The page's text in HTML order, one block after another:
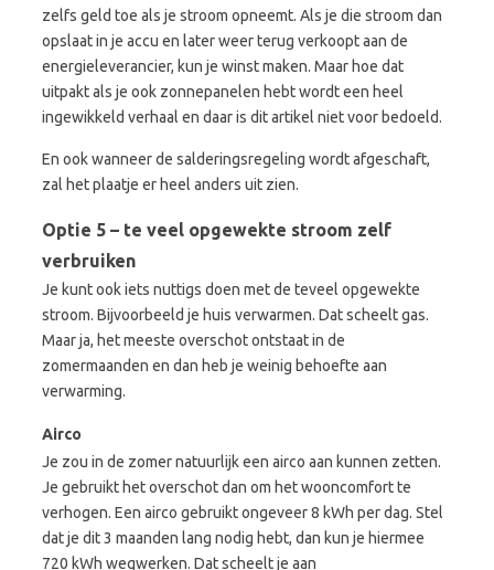
zelfs geld toe als je stroom opneemt. Als je die stroom dan
opslaat in je accu en later weer terug verkoopt aan de
energieleverancier, kun je winst maken. Maar hoe dat
uitpakt als je ook zonnepanelen hebt wordt een heel
ingewikkeld verhaal en daar is dit artikel niet voor bedoeld.
En ook wanneer de salderingsregeling wordt afgeschaft,
zal het plaatje er heel anders uit zien.
Optie 5 – te veel opgewekte stroom zelf
verbruiken
Je kunt ook iets nuttigs doen met de teveel opgewekte
stroom. Bijvoorbeeld je huis verwarmen. Dat scheelt gas.
Maar ja, het meeste overschot ontstaat in de
zomermaanden en dan heb je weinig behoefte aan
verwarming.
Airco
Je zou in de zomer natuurlijk een airco aan kunnen zetten.
Je gebruikt het overschot dan om het wooncomfort te
verhogen. Een airco gebruikt ongeveer 8 kWh per dag. Stel
dat je dit 3 maanden lang nodig hebt, dan kun je hiermee
720 kWh wegwerken. Dat scheelt je aan